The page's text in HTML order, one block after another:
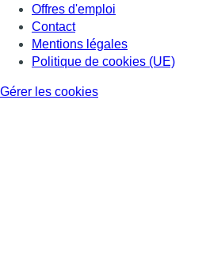
Offres d'emploi
Contact
Mentions légales
Politique de cookies (UE)
Gérer les cookies